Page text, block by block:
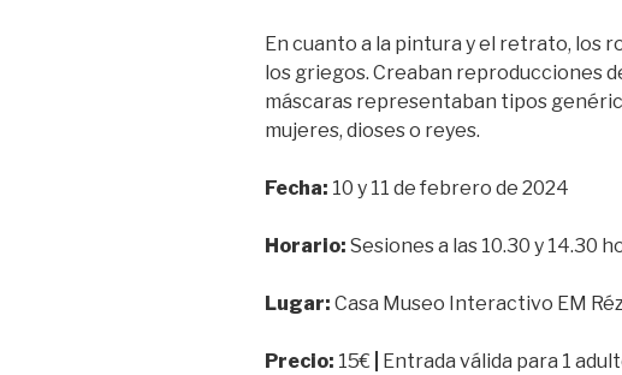
En cuanto a la pintura y el retrato, los
los griegos. Creaban reproducciones
máscaras representaban tipos
mujeres, dioses o reyes.
Fecha: 10 y 11 de febrero de 2024
Horario: Sesiones a las 10.30 y 14.30
Lugar: Casa Museo Interactivo EM
Precio: 15€ Entrada válida para 1